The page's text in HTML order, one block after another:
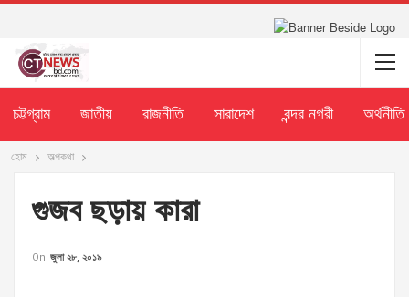
চট্টগ্রাম জাতীয় রাজনীতি সারাদেশ বন্দর নগরী অর্থনীতি
হোম অল্পকথা
গুজব ছড়ায় কারা
On জুলা ২৮, ২০১৯